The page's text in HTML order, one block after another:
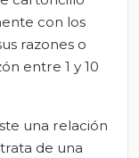
con los
razones o
entre 1 y 10
una relación
de una